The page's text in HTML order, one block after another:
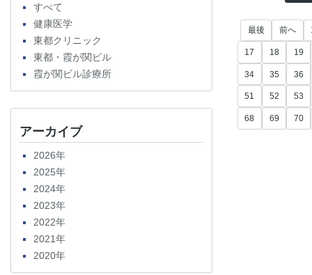
すべて
健康医学
東都クリニック
東都・霞が関ビル
霞が関ビル診療所
アーカイブ
2026年
2025年
2024年
2023年
2022年
2021年
2020年
最後 前へ
17 18 19
34 35 36
51 52 53
68 69 70